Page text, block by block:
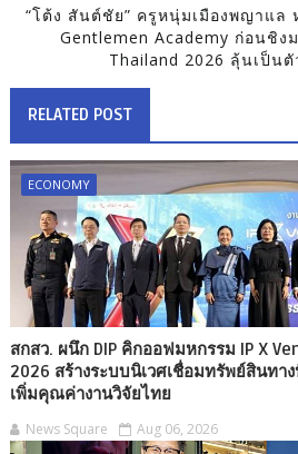
“โต้ง สันต์ชัย” ครูหนุ่มเมืองพญาแล
Gentlemen Academy ก่อนชิง
Thailand 2026 ลุ้นเป็น
RELATED POST
ECONOMY
สกสว. ผนึก DIP คิกออฟมหกรรม IP X
2026 สร้างระบบนิเวศเชื่อมทรัพย์สินท
เพิ่มคุณค่างานวิจัยไทย
News Square Aug 06, 2026